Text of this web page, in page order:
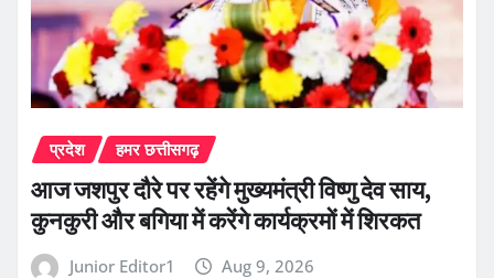
प्रदेश हमर छत्तीसगढ़
आज जशपुर दौरे पर रहेंगे मुख्यमंत्री विष्णु देव साय,
कुनकुरी और बगिया में करेंगे कार्यक्रमों में शिरकत
Junior Editor1 Aug 9, 2026